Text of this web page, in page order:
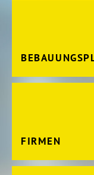
FIRMEN